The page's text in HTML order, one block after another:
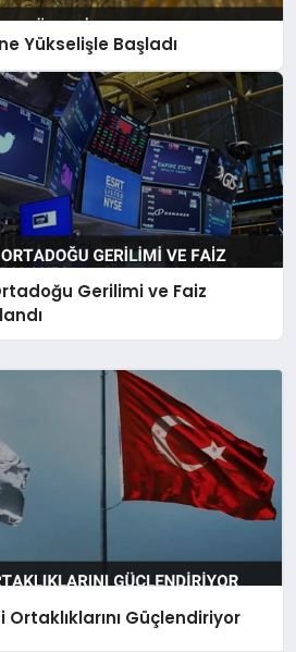
Yükselişle Başladı
Gerilimi ve Faiz
Ortaklıklarını Güçlendiriyor